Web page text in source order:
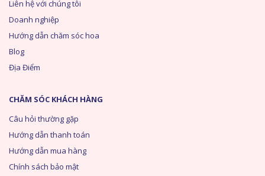
Liên hệ với chúng tôi
Doanh nghiệp
Hướng dẫn chăm sóc hoa
Blog
Địa Điểm
CHĂM SÓC KHÁCH HÀNG
Câu hỏi thường gặp
Hướng dẫn thanh toán
Hướng dẫn mua hàng
Chính sách bảo mật